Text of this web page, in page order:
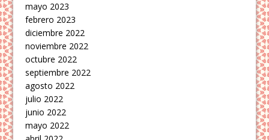
mayo 2023
febrero 2023
diciembre 2022
noviembre 2022
octubre 2022
septiembre 2022
agosto 2022
julio 2022
junio 2022
mayo 2022